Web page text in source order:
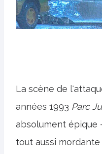
La scène de
années 1993 Parc
absolument épique
tout aussi